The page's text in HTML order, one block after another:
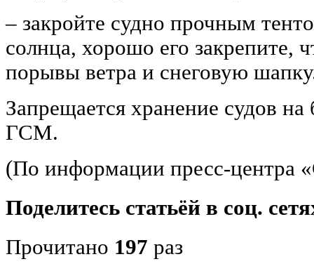
‒ закройте судно прочным
солнца, хорошо его закрепите,
порывы ветра и снеговую
Запрещается хранение судов на
ГСМ.
(По информации пресс-центра
Поделитесь статьёй в соц.
Прочитано 197 раз